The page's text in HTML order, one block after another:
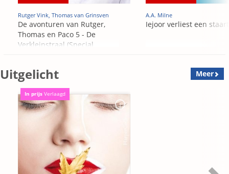
Rutger Vink, Thomas van Grinsven
De avonturen van Rutger,
Thomas en Paco 5 - De
Verkleinstraal (Special
A.A. Milne
Iejoor verliest een staart
Uitgelicht Meer
In prijs Verlaagd